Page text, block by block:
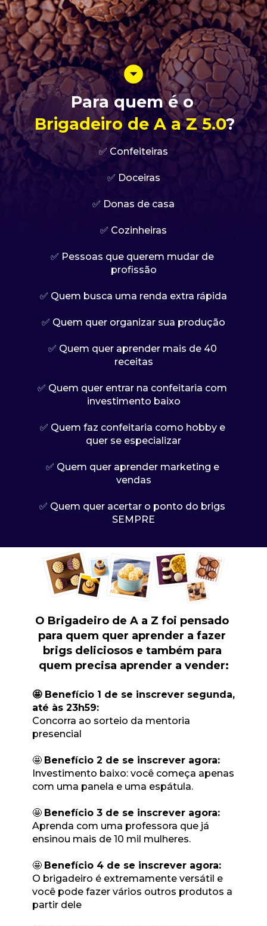
Para quem é o
Brigadeiro de A a Z 5.0?
✅ Confeiteiras
✅ Doceiras
✅ Donas de casa
✅ Cozinheiras
✅ Pessoas que querem mudar de
profissão
✅ Quem busca uma renda extra rápida
✅ Quem quer organizar sua produção
✅ Quem quer aprender mais de 40
receitas
✅ Quem quer entrar na confeitaria com
investimento baixo
✅ Quem faz confeitaria como hobby e
quer se especializar
✅ Quem quer aprender marketing e
vendas
✅ Quem quer acertar o ponto do brigs
SEMPRE
O Brigadeiro de A a Z foi pensado
para quem quer aprender a fazer
brigs deliciosos e também para
quem precisa aprender a vender:
🤩 Benefício 1 de se inscrever segunda,
até às 23h59:
Concorra ao sorteio da mentoria
presencial
🤩 Benefício 2 de se inscrever agora:
Investimento baixo: você começa apenas
com uma panela e uma espátula.
🤩 Benefício 3 de se inscrever agora:
Aprenda com uma professora que já
ensinou mais de 10 mil mulheres.
🤩 Benefício 4 de se inscrever agora:
O brigadeiro é extremamente versátil e
você pode fazer vários outros produtos a
partir dele